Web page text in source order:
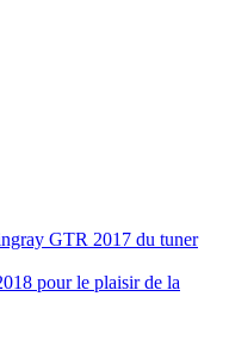
GTR 2017 du tuner
pour le plaisir de la